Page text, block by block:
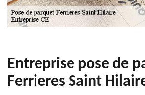
Entreprise pose de
Ferrieres Saint